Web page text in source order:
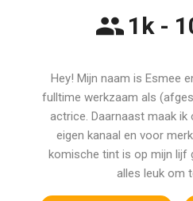
1k -
Hey! Mijn naam is Esmee
fulltime werkzaam als
actrice. Daarnaast maak
eigen kanaal en voor
komische tint is op mijn lijf
alles leuk om